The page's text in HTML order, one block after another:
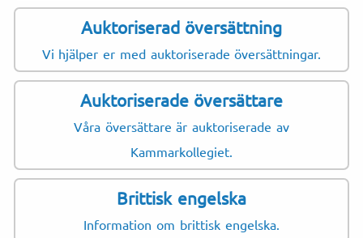
Auktoriserad översättning
Vi hjälper er med auktoriserade översättningar.
Auktoriserade översättare
Våra översättare är auktoriserade av
Kammarkollegiet.
Brittisk engelska
Information om brittisk engelska.